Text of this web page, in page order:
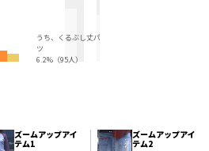
うち、くるぶし丈パン
ツ
6.2%（95人）
ズームアップアイ
テム1
ズームアップアイ
テム2